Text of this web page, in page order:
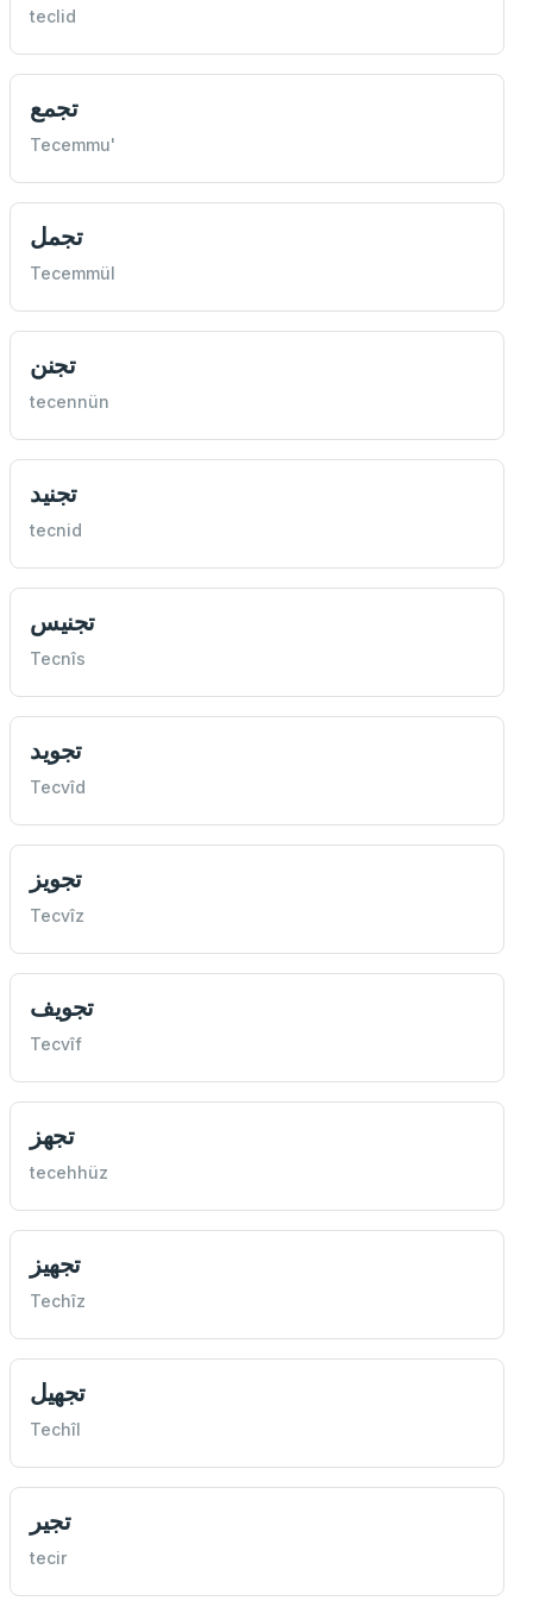
teclid
تجمع
Tecemmu'
تجمل
Tecemmül
تجنن
tecennün
تجنيد
tecnid
تجنيس
Tecnîs
تجويد
Tecvîd
تجويز
Tecvîz
تجويف
Tecvîf
تجهز
tecehhüz
تجهيز
Techîz
تجهيل
Techîl
تجير
tecir